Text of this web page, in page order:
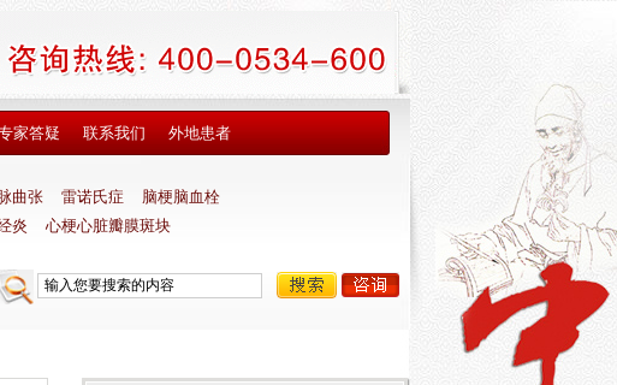
家答疑 联系我们 外地患者
曲张 雷诺氏症
脑梗脑血栓
炎
心梗心脏瓣膜斑块